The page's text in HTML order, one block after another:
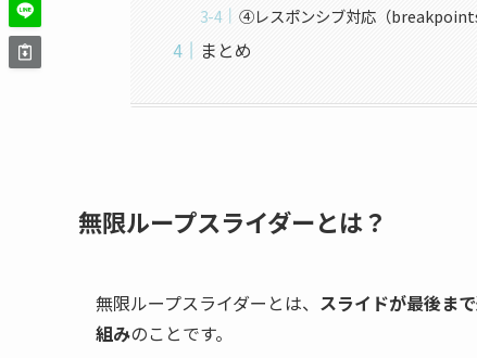
④レスポンシブ対応（breakpoints
まとめ
無限ループスライダーとは？
無限ループスライダーとは、 スライドが最後ま
組みのことです。